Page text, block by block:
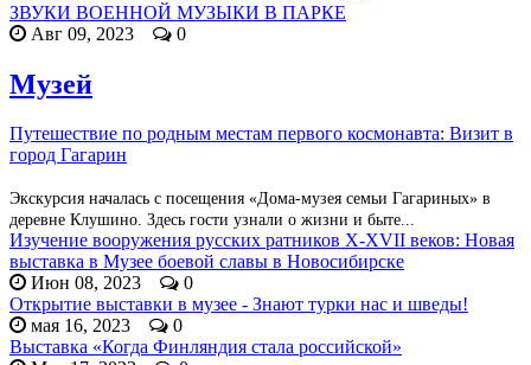
ЗВУКИ ВОЕННОЙ МУЗЫКИ В ПАРКЕ
Авг 09, 2023
0
Музей
Путешествие по родным местам первого космонавта: Визит в
город Гагарин
Экскурсия началась с посещения «Дома-музея семьи Гагариных» в
деревне Клушино. Здесь гости узнали о жизни и быте...
Изучение вооружения русских ратников X-XVII веков: Новая
выставка в Музее боевой славы в Новосибирске
Июн 08, 2023
0
Открытие выставки в музее - Знают турки нас и шведы!
мая 16, 2023
0
Выставка «Когда Финляндия стала российской»